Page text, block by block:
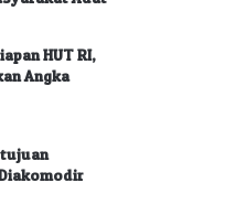
HUT RI,
Angka